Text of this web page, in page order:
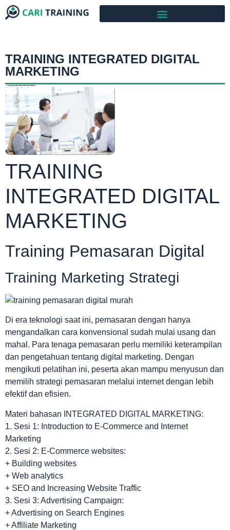
TRAINING INTEGRATED DIGITAL
MARKETING
TRAINING
INTEGRATED DIGITAL
MARKETING
Training Pemasaran Digital
Training Marketing Strategi
Di era teknologi saat ini, pemasaran dengan hanya
mengandalkan cara konvensional sudah mulai usang dan
mahal. Para tenaga pemasaran perlu memiliki keterampilan
dan pengetahuan tentang digital marketing. Dengan
mengikuti pelatihan ini, peserta akan mampu menyusun dan
memilih strategi pemasaran melalui internet dengan lebih
efektif dan efisien.
Materi bahasan INTEGRATED DIGITAL MARKETING:
1. Sesi 1: Introduction to E-Commerce and Internet
Marketing
2. Sesi 2: E-Commerce websites:
+ Building websites
+ Web analytics
+ SEO and Increasing Website Traffic
3. Sesi 3: Advertising Campaign:
+ Advertising on Search Engines
+ Affiliate Marketing